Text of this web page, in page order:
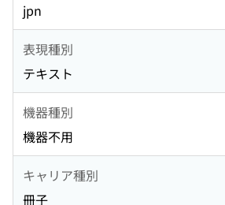
jpn
表現種別
テキスト
機器種別
機器不用
キャリア種別
冊子